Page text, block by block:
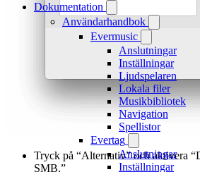
Dokumentation
Användarhandbok
Evermusic
Anslutningar
Inställningar
Ljudspelaren
Lokala filer
Musikbibliotek
Navigation
Spellistor
Evertag
Anslutningar
Inställningar
Tryck på “Alternativ” och aktivera
SMB.”